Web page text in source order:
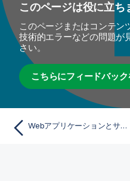
このページは役に立ち
このページまたはコンテン
技術的エラーなどの問題が
さい。
こちらにフィードバッ
Webアプリケーションとサーバーのタイムゾーンを同期